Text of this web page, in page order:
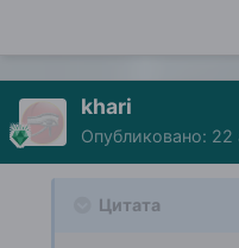
khari
Опубликовано: 22
Цитата